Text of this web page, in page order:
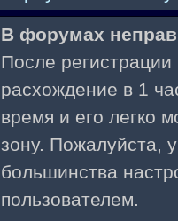
В форумах
После
расхождение в 1
время и его легко
зону. Пожалуйста,
большинства
пользователем.